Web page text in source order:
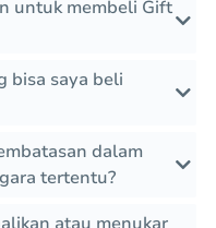
untuk membeli Gift
bisa saya beli
dalam
tertentu?